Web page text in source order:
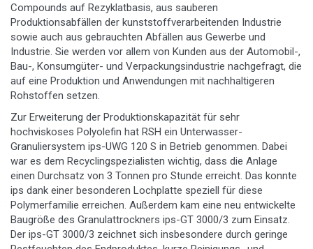
Compounds auf Rezyklatbasis, aus sauberen
Produktionsabfällen der kunststoffverarbeitenden Industrie
sowie auch aus gebrauchten Abfällen aus Gewerbe und
Industrie. Sie werden vor allem von Kunden aus der Automobil-,
Bau-, Konsumgüter- und Verpackungsindustrie nachgefragt, die
auf eine Produktion und Anwendungen mit nachhaltigeren
Rohstoffen setzen.
Zur Erweiterung der Produktionskapazität für sehr
hochviskoses Polyolefin hat RSH ein Unterwasser-
Granuliersystem ips-UWG 120 S in Betrieb genommen. Dabei
war es dem Recyclingspezialisten wichtig, dass die Anlage
einen Durchsatz von 3 Tonnen pro Stunde erreicht. Das konnte
ips dank einer besonderen Lochplatte speziell für diese
Polymerfamilie erreichen. Außerdem kam eine neu entwickelte
Baugröße des Granulattrockners ips-GT 3000/3 zum Einsatz.
Der ips-GT 3000/3 zeichnet sich insbesondere durch geringe